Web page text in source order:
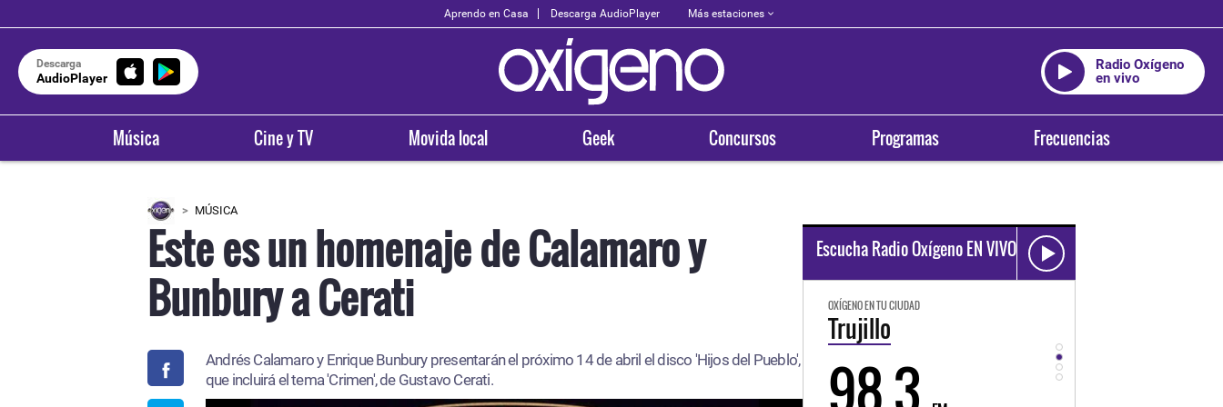
Aprendo en Casa Descarga AudioPlayer Más estaciones
Descarga
AudioPlayer
Radio Oxígeno
en vivo
Música Cine y TV Movida local Geek Concursos Programas Frecuencias
MÚSICA
Este es un homenaje de Calamaro y
Bunbury a Cerati
Andrés Calamaro y Enrique Bunbury presentarán el próximo 14 de abril el disco 'Hijos del Pueblo',
que incluirá el tema 'Crimen', de Gustavo Cerati.
Escucha Radio Oxígeno EN VIVO
93.5
OXÍGENO EN TU CIUDAD
Trujillo
98.3 94.3